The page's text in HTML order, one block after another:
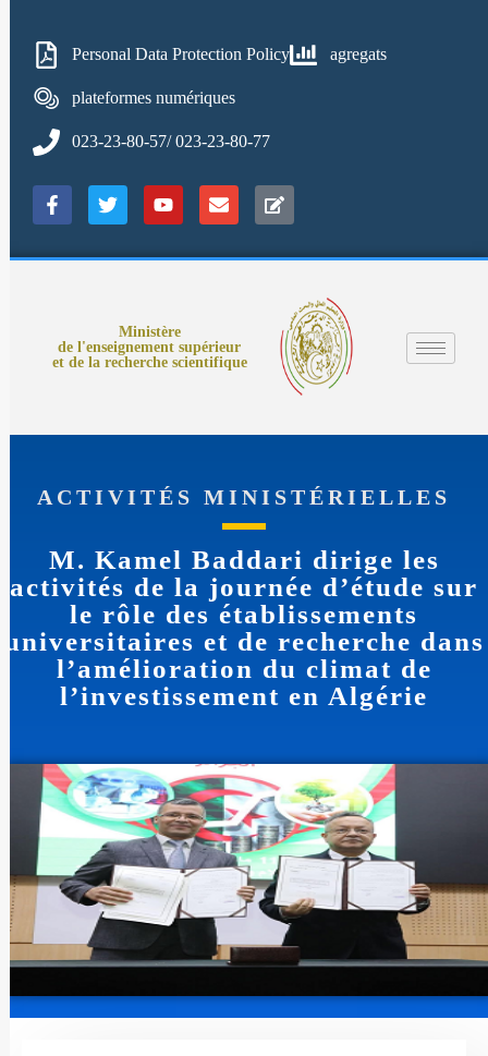
Personal Data Protection Policy agregats
plateformes numériques
023-23-80-57/ 023-23-80-77
Ministère
de l'enseignement supérieur
et de la recherche scientifique
ACTIVITÉS MINISTÉRIELLES
M. Kamel Baddari dirige les
activités de la journée d’étude sur
le rôle des établissements
universitaires et de recherche dans
l’amélioration du climat de
l’investissement en Algérie